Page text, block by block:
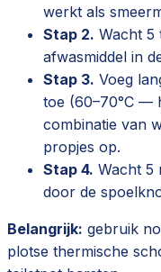
werkt als
Stap 2. Wacht 5
afwasmiddel in
Stap 3. Voeg
toe (60–70°C —
combinatie van
propjes op.
Stap 4. Wacht 5
door de
Belangrijk: gebruik
plotse thermische